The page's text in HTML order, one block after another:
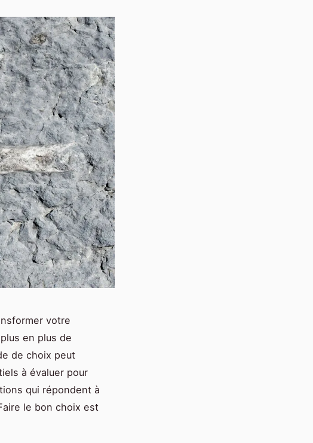
votre
en plus de
de choix peut
à évaluer pour
qui répondent à
le bon choix est